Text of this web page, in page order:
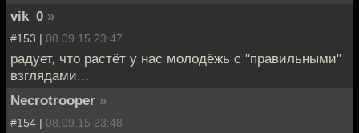
vik_0 »
#153 | 08.09.15 23:47
радует, что растёт у нас молодёжь с "правильными"
взглядами...
Necrotrooper »
#154 | 08.09.15 23:48